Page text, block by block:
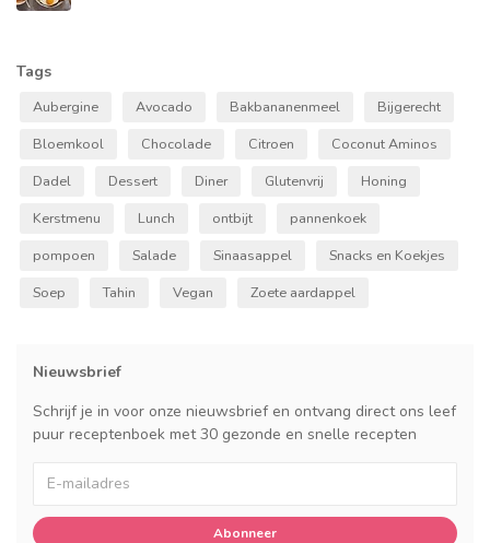
Tags
Aubergine Avocado Bakbananenmeel
Bijgerecht
Bloemkool
Chocolade Citroen
Coconut Aminos
Dadel
Dessert Diner Glutenvrij
Honing
Kerstmenu
Lunch ontbijt
pannenkoek
pompoen
Salade Sinaasappel
Snacks en Koekjes
Soep
Tahin Vegan Zoete aardappel
Nieuwsbrief
Schrijf je in voor onze nieuwsbrief en ontvang direct ons leef
puur receptenboek met 30 gezonde en snelle recepten
Abonneer